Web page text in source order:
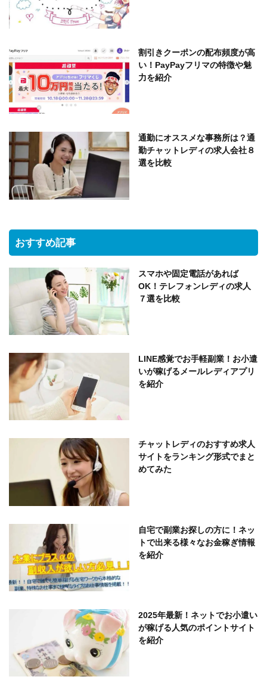
割引きクーポンの配布頻度が高
い！PayPayフリマの特徴や魅
力を紹介
通勤にオススメな事務所は？通
勤チャットレディの求人会社８
選を比較
おすすめ記事
スマホや固定電話があれば
OK！テレフォンレディの求人
７選を比較
LINE感覚でお手軽副業！お小遣
いが稼げるメールレディアプリ
を紹介
チャットレディのおすすめ求人
サイトをランキング形式でまと
めてみた
自宅で副業お探しの方に！ネッ
トで出来る様々なお金稼ぎ情報
を紹介
2025年最新！ネットでお小遣い
が稼げる人気のポイントサイト
を紹介